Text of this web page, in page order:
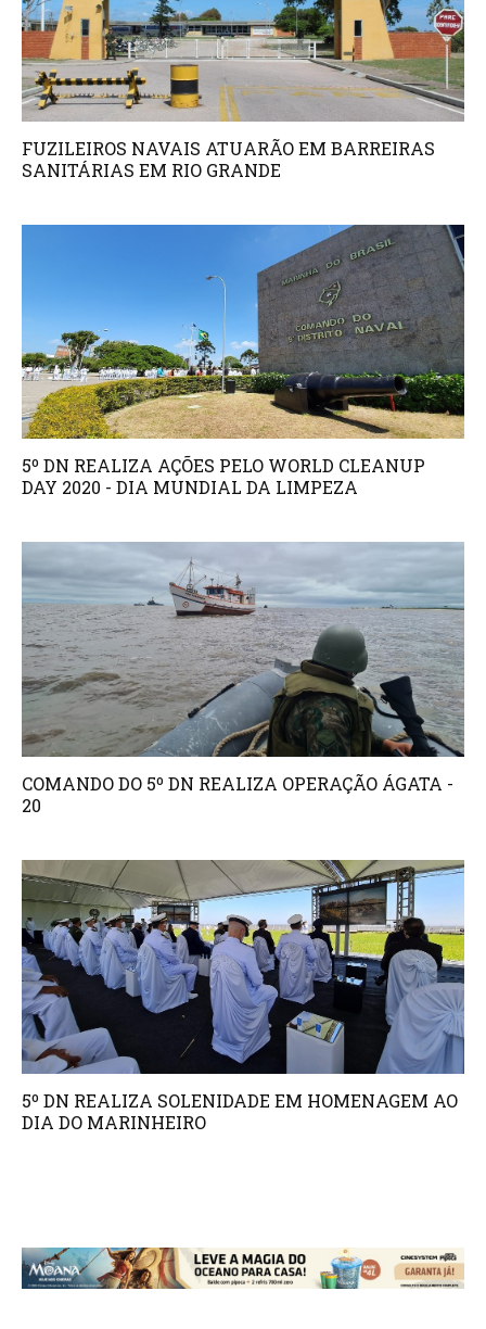
FUZILEIROS NAVAIS ATUARÃO EM BARREIRAS
SANITÁRIAS EM RIO GRANDE
5º DN REALIZA AÇÕES PELO WORLD CLEANUP
DAY 2020 - DIA MUNDIAL DA LIMPEZA
COMANDO DO 5º DN REALIZA OPERAÇÃO ÁGATA -
20
5º DN REALIZA SOLENIDADE EM HOMENAGEM AO
DIA DO MARINHEIRO